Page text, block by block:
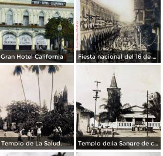
Gran Hotel California Fiesta nacional del 16 de Septiembre de 1905
Templo de La Salud. Templo de la Sangre de cristo ( Circulada el 3 de Septiembre de 1917 ).